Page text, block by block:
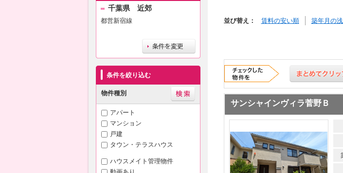
千葉県 近郊
都営新宿線
条件を絞り込む
物件種別
アパート
マンション
戸建
タウン・テラスハウス
ハウスメイト管理物件
並び替え： 賃料の安い順 築年月の
サンシャインヴィラ菅野Ｂ